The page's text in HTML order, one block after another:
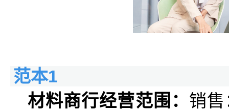
范本1
材料商行经营范围： 销